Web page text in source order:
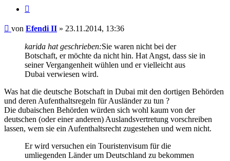
Beitrag
von Efendi II » 23.11.2014, 13:36
karida hat geschrieben:Sie waren nicht bei der
Botschaft, er möchte da nicht hin. Hat Angst, dass sie in
seiner Vergangenheit wühlen und er vielleicht aus
Dubai verwiesen wird.
Was hat die deutsche Botschaft in Dubai mit den dortigen Behörden
und deren Aufenthaltsregeln für Ausländer zu tun ?
Die dubaischen Behörden würden sich wohl kaum von der
deutschen (oder einer anderen) Auslandsvertretung vorschreiben
lassen, wem sie ein Aufenthaltsrecht zugestehen und wem nicht.
Er wird versuchen ein Touristenvisum für die
umliegenden Länder um Deutschland zu bekommen